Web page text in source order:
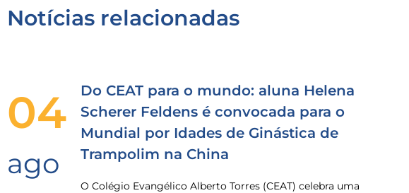
Notícias relacionadas
04
ago
Do CEAT para o mundo: aluna Helena
Scherer Feldens é convocada para o
Mundial por Idades de Ginástica de
Trampolim na China
O Colégio Evangélico Alberto Torres (CEAT) celebra uma